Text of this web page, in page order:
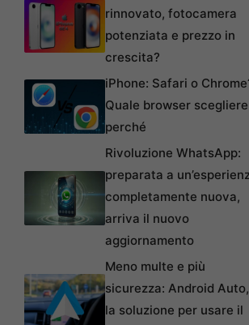
rinnovato, fotocamera
potenziata e prezzo in
crescita?
iPhone: Safari o
Quale browser
perché
Rivoluzione WhatsApp:
preparata a
completamente nuova,
arriva il nuovo
aggiornamento
Meno multe e più
sicurezza: Android Auto,
la soluzione per usare il